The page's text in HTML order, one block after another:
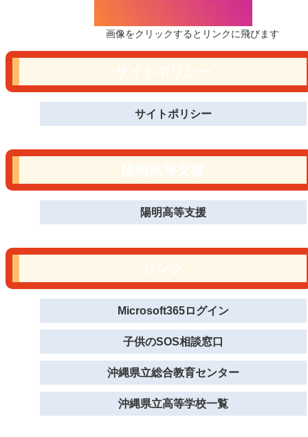
画像をクリックするとリンクに飛びます
サイトポリシー
陽明高等支援
Microsoft365ログイン
子供のSOS相談窓口
沖縄県立総合教育センター
沖縄県立高等学校一覧